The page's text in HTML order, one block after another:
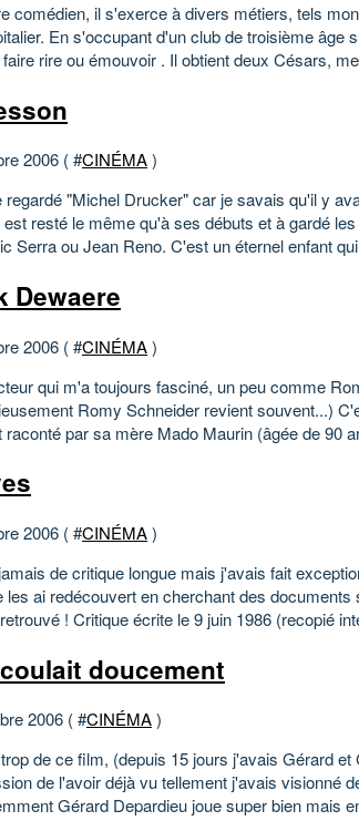
comédien, il s'exerce à divers métiers, tels
En s'occupant d'un club de troisième âge
rire ou émouvoir . Il obtient deux Césars,
2006 ( #CINÉMA)
regardé "Michel Drucker" car je savais qu'il y
est resté le même qu'à ses débuts et à gardé
Serra ou Jean Reno. C'est un éternel enfant
Dewaere
2006 ( #CINÉMA)
qui m'a toujours fasciné, un peu comme
Romy Schneider revient souvent...)
raconté par sa mère Mado Maurin (âgée de 90
2006 ( #CINÉMA)
de critique longue mais j'avais fait
les ai redécouvert en cherchant des documents
! Critique écrite le 9 juin 1986 (recopié
doucement
2006 ( #CINÉMA)
de ce film, (depuis 15 jours j'avais Gérard et
de l'avoir déjà vu tellement j'avais visionné
Gérard Depardieu joue super bien mais